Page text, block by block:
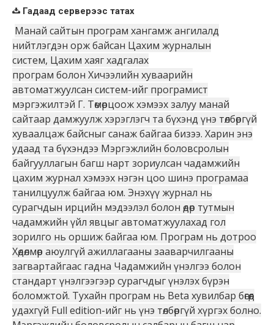
Гадаад серверээс татах
Манай сайтын програм хангамж ангилалд
нийтлэгдэн орж байсан Цахим журналын
систем, Цахим хаяг хадгалах
програм болон Хичээлийн хуваарийн
автоматжуулсан систем-ийг програмист
мэргэжилтэй Г. Төмөрцоож хэмээх залуу манай
сайтаар дамжуулж хэрэглэгч та бүхэнд үнэ төлбөргүй
хуваалцаж байсныг санаж байгаа бизээ. Харин энэ
удаад та бүхэндээ Мэргэжлийн боловсролын
байгууллагын багш нарт зориулсан чадамжийн
цахим журнал хэмээх нэгэн цоо шинэ програмаа
танилцуулж байгаа юм. Энэхүү журнал нь
сурагчдын ирцийн мэдээлэл болон өдөр тутмын
чадамжийн үйл явцыг автоматжуулахад гол
зорилго нь оршиж байгаа юм. Програм нь дотроо
Хөдөлмөр аюулгүй ажиллагааны зааварчилгааны
загвартайгаас гадна Чадамжийн үнэлгээ болон
стандарт үнэлгээгээр сурагчдыг үнэлэх бүрэн
боломжтой. Тухайн програм нь Bеtа хувилбар бөгөөд
удахгүй Full edition-ийг нь үнэ төлбөргүй хүргэх болно.